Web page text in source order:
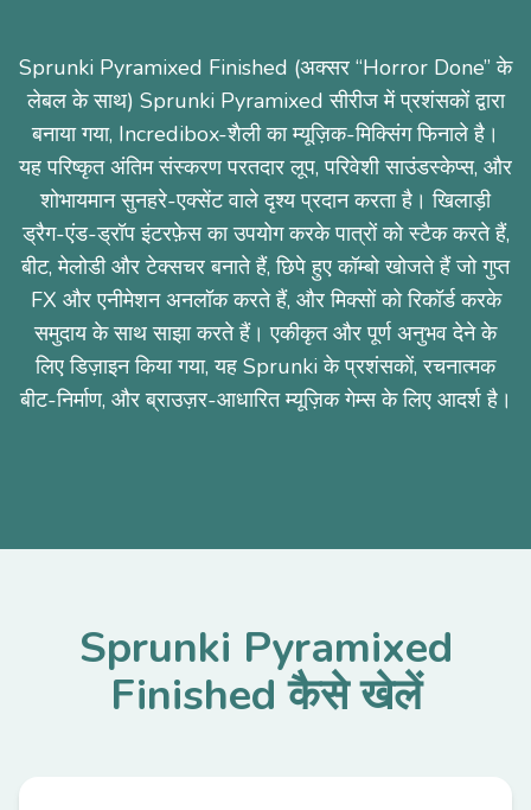
Sprunki Pyramixed Finished (अक्सर “Horror Done” के
लेबल के साथ) Sprunki Pyramixed सीरीज में प्रशंसकों द्वारा
बनाया गया, Incredibox-शैली का म्यूज़िक-मिक्सिंग फिनाले है।
यह परिष्कृत अंतिम संस्करण परतदार लूप, परिवेशी साउंडस्केप्स, और
शोभायमान सुनहरे-एक्सेंट वाले दृश्य प्रदान करता है। खिलाड़ी
ड्रैग-एंड-ड्रॉप इंटरफ़ेस का उपयोग करके पात्रों को स्टैक करते हैं,
बीट, मेलोडी और टेक्सचर बनाते हैं, छिपे हुए कॉम्बो खोजते हैं जो गुप्त
FX और एनीमेशन अनलॉक करते हैं, और मिक्सों को रिकॉर्ड करके
समुदाय के साथ साझा करते हैं। एकीकृत और पूर्ण अनुभव देने के
लिए डिज़ाइन किया गया, यह Sprunki के प्रशंसकों, रचनात्मक
बीट-निर्माण, और ब्राउज़र-आधारित म्यूज़िक गेम्स के लिए आदर्श है।
Sprunki Pyramixed
Finished कैसे खेलें